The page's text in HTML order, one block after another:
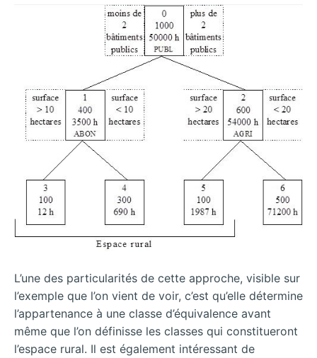
L’une des particularités de cette approche, visible sur
l’exemple que l’on vient de voir, c’est qu’elle détermine
l’appartenance à une classe d’équivalence avant
même que l’on définisse les classes qui constitueront
l’espace rural. Il est également intéressant de